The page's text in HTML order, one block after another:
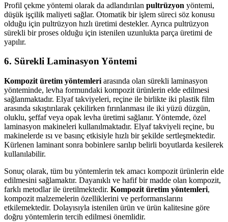
Profil çekme yöntemi olarak da adlandırılan pultrüzyon yöntemi,
düşük işçilik maliyeti sağlar. Otomatik bir işlem süreci söz konusu
olduğu için pultrüzyon hızlı üretimi destekler. Ayrıca pultrüzyon
sürekli bir proses olduğu için istenilen uzunlukta parça üretimi de
yapılır.
6. Sürekli Laminasyon Yöntemi
Kompozit üretim yöntemleri arasında olan sürekli laminasyon
yönteminde, levha formundaki kompozit ürünlerin elde edilmesi
sağlanmaktadır. Elyaf takviyeleri, reçine ile birlikte iki plastik film
arasında sıkıştırılarak çekilirken fırınlanması ile iki yüzü düzgün,
oluklu, şeffaf veya opak levha üretimi sağlanır. Yöntemde, özel
laminasyon makineleri kullanılmaktadır. Elyaf takviyeli reçine, bu
makinelerde ısı ve basınç etkisiyle hızlı bir şekilde sertleşmektedir.
Kürlenen laminant sonra bobinlere sarılıp belirli boyutlarda kesilerek
kullanılabilir.
Sonuç olarak, tüm bu yöntemlerin tek amacı kompozit ürünlerin elde
edilmesini sağlamaktır. Dayanıklı ve hafif bir madde olan kompozit,
farklı metodlar ile üretilmektedir. Kompozit üretim yöntemleri,
kompozit malzemelerin özelliklerini ve performanslarını
etkilemektedir. Dolayısıyla istenilen ürün ve ürün kalitesine göre
doğru yöntemlerin tercih edilmesi önemlidir.